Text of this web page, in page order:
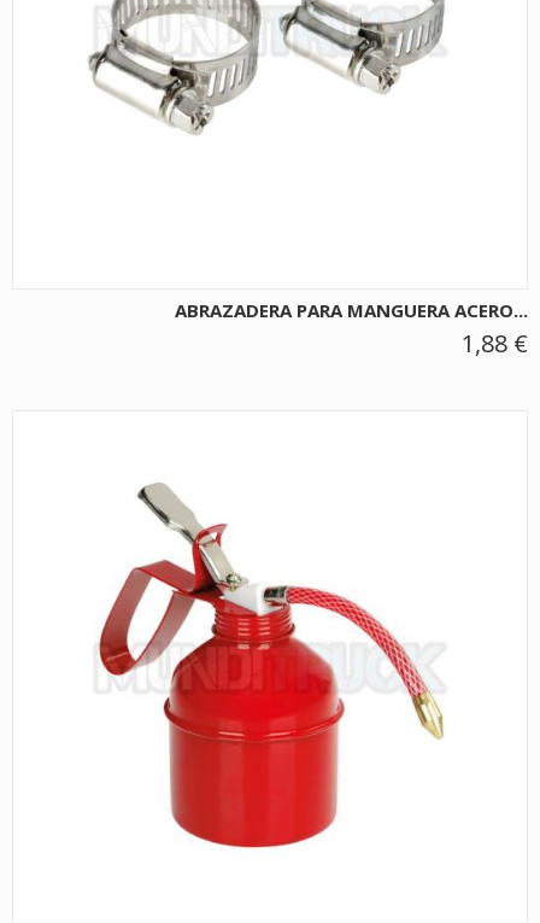
ABRAZADERA PARA MANGUERA ACERO...
1,88 €